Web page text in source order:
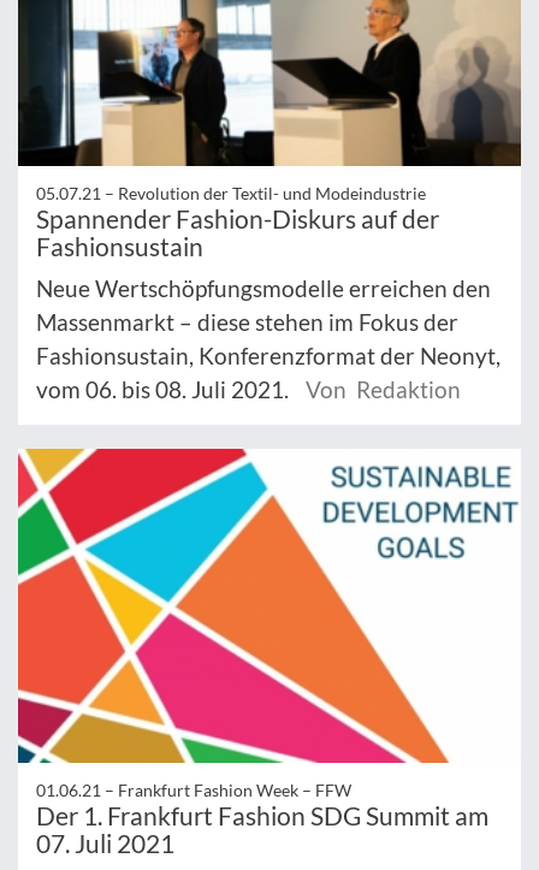
05.07.21 – Revolution der Textil- und Modeindustrie
Spannender Fashion-Diskurs auf der
Fashionsustain
Neue Wertschöpfungsmodelle erreichen den
Massenmarkt – diese stehen im Fokus der
Fashionsustain, Konferenzformat der Neonyt,
vom 06. bis 08. Juli 2021.
Von Redaktion
01.06.21 – Frankfurt Fashion Week – FFW
Der 1. Frankfurt Fashion SDG Summit am
07. Juli 2021